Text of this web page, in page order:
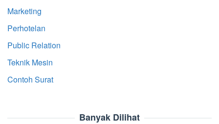
Marketing
Perhotelan
Public Relation
Teknik Mesin
Contoh Surat
Banyak Dilihat